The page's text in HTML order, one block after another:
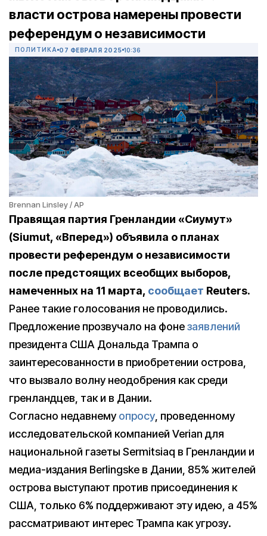
власти острова намерены провести
референдум о независимости
ПОЛИТИКА 07 ФЕВРАЛЯ 2025 10:36
Brennan Linsley / AP
Правящая партия Гренландии «Сиумут»
(Siumut, «Вперед») объявила о планах
провести референдум о независимости
после предстоящих всеобщих выборов,
намеченных на 11 марта, сообщает Reuters.
Ранее такие голосования не проводились.
Предложение прозвучало на фонезаявлений
президента США Дональда Трампа о
заинтересованности в приобретении острова,
что вызвало волну неодобрения как среди
гренландцев, так и в Дании.
Согласно недавнемуопросу, проведенному
исследовательской компанией Verian для
национальной газеты Sermitsiaq в Гренландии и
медиа-издания Berlingske в Дании, 85% жителей
острова выступают против присоединения к
США, только 6% поддерживают эту идею, а 45%
рассматривают интерес Трампа как угрозу.